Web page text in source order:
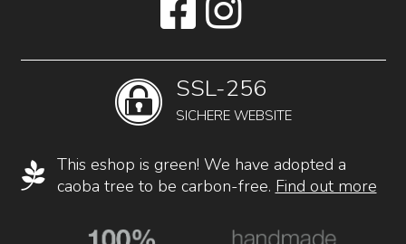
SSL-256
SICHERE WEBSITE
This eshop is green! We have adopted a
caoba tree to be carbon-free. Find out more